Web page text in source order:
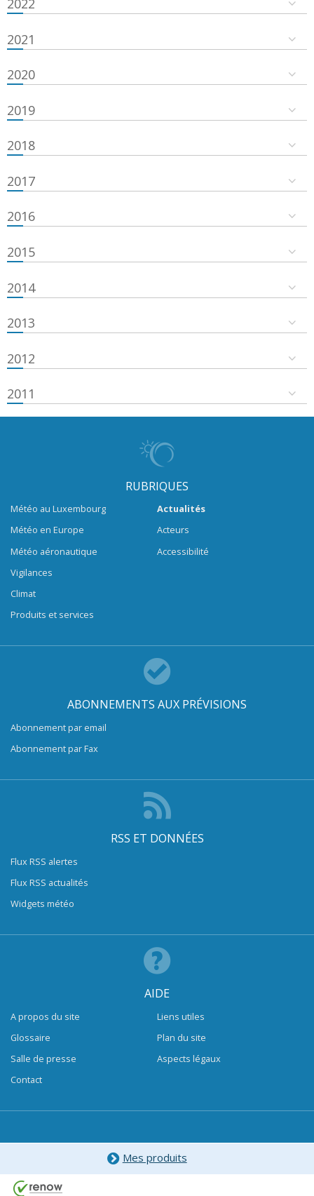
2022
2021
2020
2019
2018
2017
2016
2015
2014
2013
2012
2011
RUBRIQUES
Météo au Luxembourg
Météo en Europe
Météo aéronautique
Vigilances
Climat
Produits et services
Actualités
Acteurs
Accessibilité
ABONNEMENTS AUX PRÉVISIONS
Abonnement par email
Abonnement par Fax
RSS ET DONNÉES
Flux RSS alertes
Flux RSS actualités
Widgets météo
AIDE
A propos du site
Glossaire
Salle de presse
Contact
Liens utiles
Plan du site
Aspects légaux
Mes produits